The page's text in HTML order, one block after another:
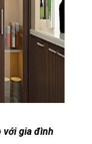
với gia đình